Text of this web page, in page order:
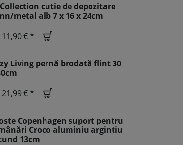
Collection cutie de depozitare
metal alb 7 x 16 x 24cm
11,90 € *
Living pernă brodată flint 30
21,99 € *
Copenhagen suport pentru
Croco aluminiu argintiu
13cm